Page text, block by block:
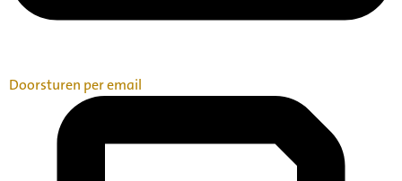
Doorsturen per email